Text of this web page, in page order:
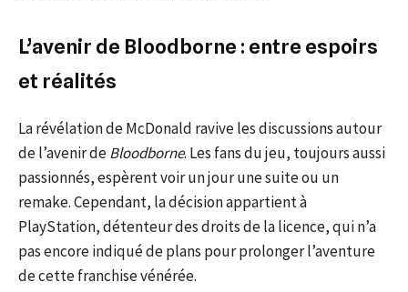
L’avenir de Bloodborne : entre espoirs
et réalités
La révélation de McDonald ravive les discussions autour
de l’avenir deBloodborne. Les fans du jeu, toujours aussi
passionnés, espèrent voir un jour une suite ou un
remake. Cependant, la décision appartient à
PlayStation, détenteur des droits de la licence, qui n’a
pas encore indiqué de plans pour prolonger l’aventure
de cette franchise vénérée.